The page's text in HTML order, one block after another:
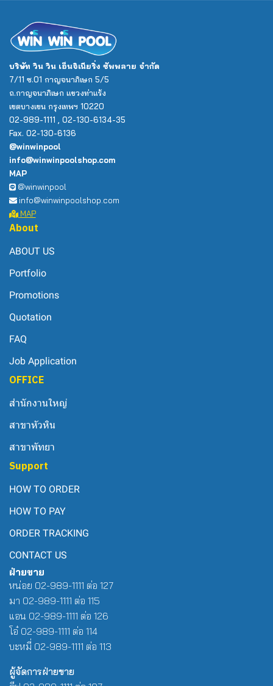
บริษัท วิน วิน เอ็นจิเนียริ่ง ซัพพลาย จำกัด
7/11 ซ.01 กาญจนาภิเษก 5/5
ถ.กาญจนาภิเษก แขวงท่าแร้ง
เขตบางเขน กรุงเทพฯ 10220
02-989-1111 , 02-130-6134-35
Fax. 02-130-6136
@winwinpool
info@winwinpoolshop.com
MAP
@winwinpool
info@winwinpoolshop.com
MAP
About
ABOUT US
Portfolio
Promotions
Quotation
FAQ
Job Application
OFFICE
สำนักงานใหญ่
สาขาหัวหิน
สาขาพัทยา
Support
HOW TO ORDER
HOW TO PAY
ORDER TRACKING
CONTACT US
ฝ่ายขาย
หน่อย 02-989-1111 ต่อ 127
มา 02-989-1111 ต่อ 115
แอน 02-989-1111 ต่อ 126
โอ๋ 02-989-1111 ต่อ 114
บะหมี่ 02-989-1111 ต่อ 113
ผู้จัดการฝ่ายขาย